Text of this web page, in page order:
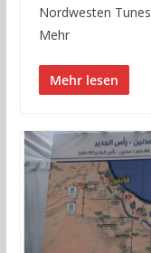
Nordwesten
Mehr
Mehr lesen